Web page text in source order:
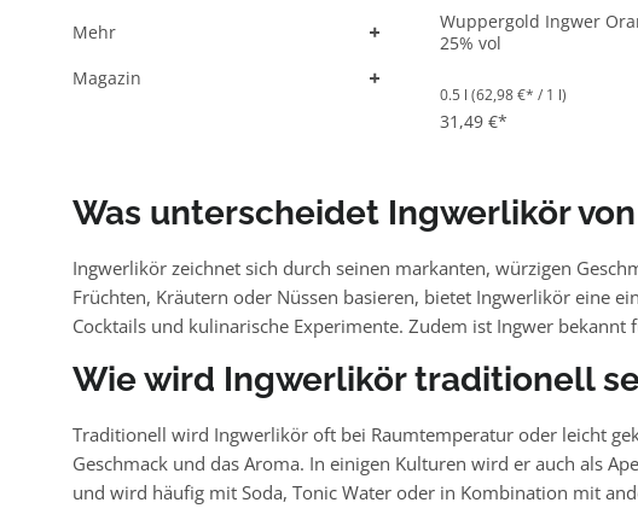
Mehr +
Magazin +
Wuppergold Ingwer
25% vol
0.5 l (62,98 €* / 1 l)
31,49 €*
Was unterscheidet Ingwerlikör
Ingwerlikör zeichnet sich durch seinen markanten, würzigen
Früchten, Kräutern oder Nüssen basieren, bietet Ingwerlikör eine
Cocktails und kulinarische Experimente. Zudem ist Ingwer
Wie wird Ingwerlikör traditionell
Traditionell wird Ingwerlikör oft bei Raumtemperatur oder leicht
Geschmack und das Aroma. In einigen Kulturen wird er auch als
und wird häufig mit Soda, Tonic Water oder in Kombination mit